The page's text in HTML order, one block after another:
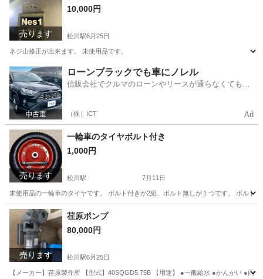
売ります
10,000円
松川駅6月25日
ネジ山修正が出来ます。 未使用品です。
福島 二本松市 松川駅 メンテナンス用品
ローンブラックでも車にノレル
信販会社でクルマのローンやリースが通らなくてもク
（株）ICT Ad
売ります
一輪車のタイヤボルト付き
1,000円
松川駅 7月11日
未使用品の一輪車のタイヤです。 ボルト付きが2組、ボルト無しが１つです。 ボルト
福島 二本松市 松川駅
売ります
荏原ポンプ
80,000円
松川駅6月25日
【メーカー】荏原製作所 【型式】40SQGD5.75B 【用途】 ●一般給水 ●かんがい ●